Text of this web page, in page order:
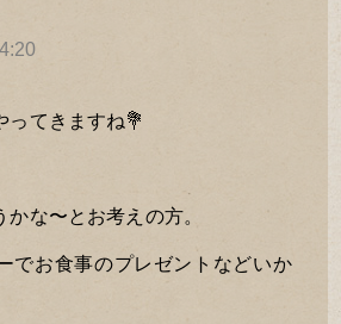
ってきますね💐
な〜とお考えの方。
でお食事のプレゼントなどいか